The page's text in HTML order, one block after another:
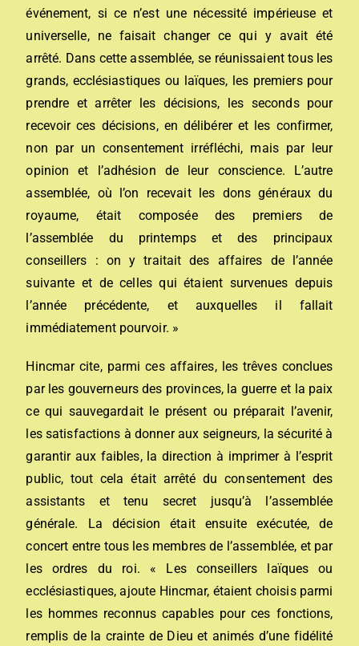
événement, si ce n’est une nécessité impérieuse et
universelle, ne faisait changer ce qui y avait été
arrêté. Dans cette assemblée, se réunissaient tous les
grands, ecclésiastiques ou laïques, les premiers pour
prendre et arrêter les décisions, les seconds pour
recevoir ces décisions, en délibérer et les confirmer,
non par un consentement irréfléchi, mais par leur
opinion et l’adhésion de leur conscience. L’autre
assemblée, où l’on recevait les dons généraux du
royaume, était composée des premiers de
l’assemblée du printemps et des principaux
conseillers : on y traitait des affaires de l’année
suivante et de celles qui étaient survenues depuis
l’année précédente, et auxquelles il fallait
immédiatement pourvoir. »
Hincmar cite, parmi ces affaires, les trêves conclues
par les gouverneurs des provinces, la guerre et la paix
ce qui sauvegardait le présent ou préparait l’avenir,
les satisfactions à donner aux seigneurs, la sécurité à
garantir aux faibles, la direction à imprimer à l’esprit
public, tout cela était arrêté du consentement des
assistants et tenu secret jusqu’à l’assemblée
générale. La décision était ensuite exécutée, de
concert entre tous les membres de l’assemblée, et par
les ordres du roi. « Les conseillers laïques ou
ecclésiastiques, ajoute Hincmar, étaient choisis parmi
les hommes reconnus capables pour ces fonctions,
remplis de la crainte de Dieu et animés d’une fidélité